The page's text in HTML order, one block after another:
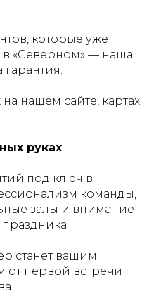
которые уже
«Северном» — наша
гарантия.
нашем сайте, картах
руках
под ключ в
команды,
залы и внимание
станет вашим
первой встречи